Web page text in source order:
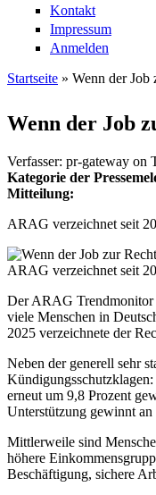
Kontakt
Impressum
Anmelden
Startseite » Wenn der Job
Wenn der Job
Verfasser: pr-gateway on
Kategorie der
Mitteilung:
ARAG verzeichnet seit
ARAG verzeichnet seit
Der ARAG Trendmonitor
viele Menschen in
2025 verzeichnete der
Neben der generell sehr
erneut um 9,8 Prozent
Unterstützung gewinnt an
Mittlerweile sind
höhere
Beschäftigung, sichere